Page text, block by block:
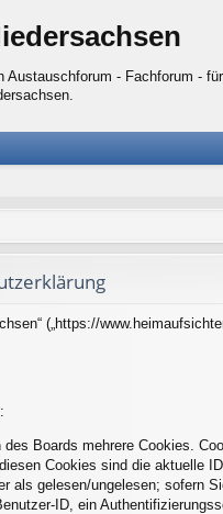
Austauschforum - Fachforum -
(„https://
Boards mehrere Cookies.
Cookies sind die aktuelle
als gelesen/ungelesen; sofern
ID, ein